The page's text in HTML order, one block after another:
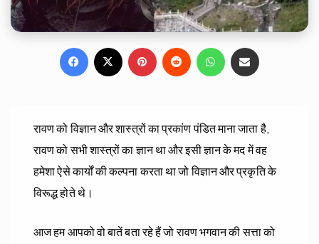
Facebook Pinterest
Reddit WhatsApp
रावण को विज्ञान और शास्त्रों का प्रकांण पंडित माना जाता है,
रावण को सभी शास्त्रों का ज्ञान था और इसी ज्ञान के मद में वह
हमेशा ऐसे कार्यों की कल्पना करता था जो विज्ञान और प्रकृति के
विरूद्ध होते थे।
आज हम आपको वो बातें बता रहे हैं जो रावण भगवान की सत्ता को